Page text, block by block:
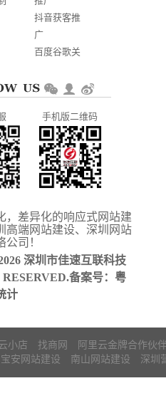
抖音获客推
广
百度谷歌关
AI智能发布
手机版二维码
，差异化的响应式网站建
高端网站建设、 深圳网站
公司 ！
深圳市佳速互联科技
备案号： 粤
计
小店 找商网
阿里云金牌合作伙
宝安网站建设 南山网站建设 深圳